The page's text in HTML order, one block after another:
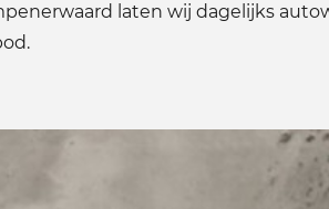
laten wij dagelijks